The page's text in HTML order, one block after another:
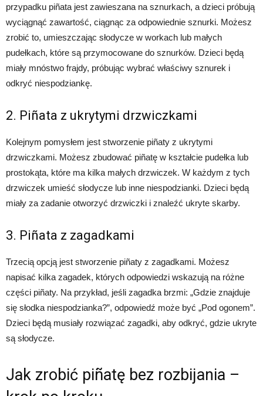
przypadku piñata jest zawieszana na sznurkach, a dzieci próbują
wyciągnąć zawartość, ciągnąc za odpowiednie sznurki. Możesz
zrobić to, umieszczając słodycze w workach lub małych
pudełkach, które są przymocowane do sznurków. Dzieci będą
miały mnóstwo frajdy, próbując wybrać właściwy sznurek i
odkryć niespodziankę.
2. Piñata z ukrytymi drzwiczkami
Kolejnym pomysłem jest stworzenie piñaty z ukrytymi
drzwiczkami. Możesz zbudować piñatę w kształcie pudełka lub
prostokąta, które ma kilka małych drzwiczek. W każdym z tych
drzwiczek umieść słodycze lub inne niespodzianki. Dzieci będą
miały za zadanie otworzyć drzwiczki i znaleźć ukryte skarby.
3. Piñata z zagadkami
Trzecią opcją jest stworzenie piñaty z zagadkami. Możesz
napisać kilka zagadek, których odpowiedzi wskazują na różne
części piñaty. Na przykład, jeśli zagadka brzmi: „Gdzie znajduje
się słodka niespodzianka?”, odpowiedź może być „Pod ogonem”.
Dzieci będą musiały rozwiązać zagadki, aby odkryć, gdzie ukryte
są słodycze.
Jak zrobić piñatę bez rozbijania –